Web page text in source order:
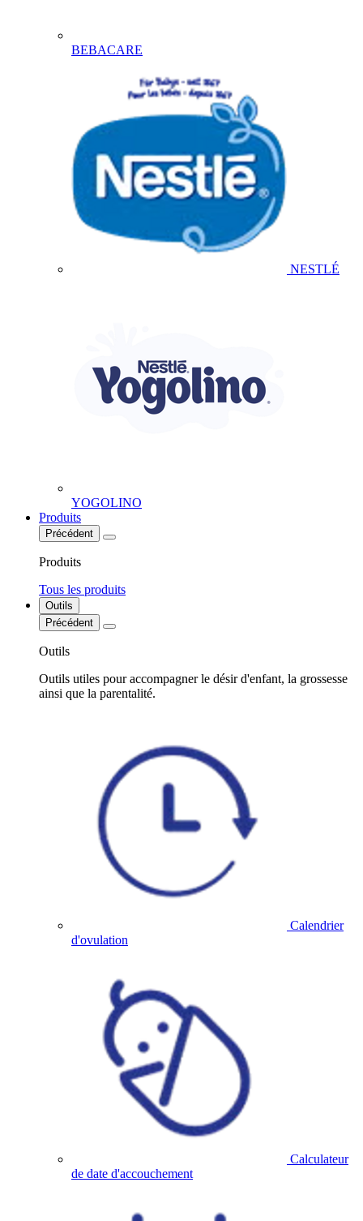
BEBACARE
NESTLÉ
YOGOLINO
Produits
Précédent
Produits
Tous les produits
Outils
Précédent
Outils
Outils utiles pour accompagner le désir d'enfant, la grossesse
ainsi que la parentalité.
Calendrier
d'ovulation
Calculateur
de date d'accouchement